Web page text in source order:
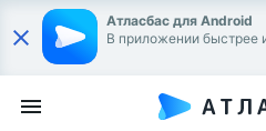
Атласбас для Android
В приложении быстрее